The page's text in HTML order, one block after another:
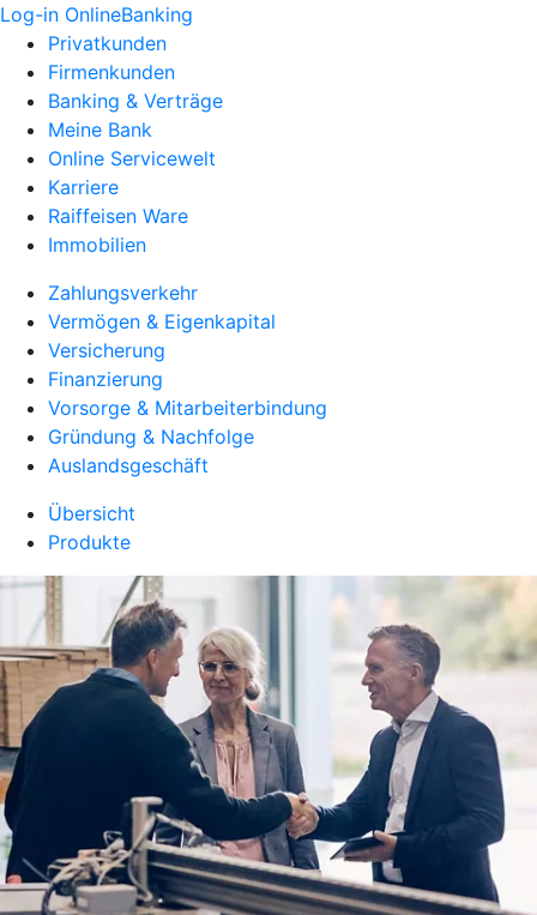
Log-in OnlineBanking
Privatkunden
Firmenkunden
Banking & Verträge
Meine Bank
Online Servicewelt
Karriere
Raiffeisen Ware
Immobilien
Zahlungsverkehr
Vermögen & Eigenkapital
Versicherung
Finanzierung
Vorsorge & Mitarbeiterbindung
Gründung & Nachfolge
Auslandsgeschäft
Übersicht
Produkte